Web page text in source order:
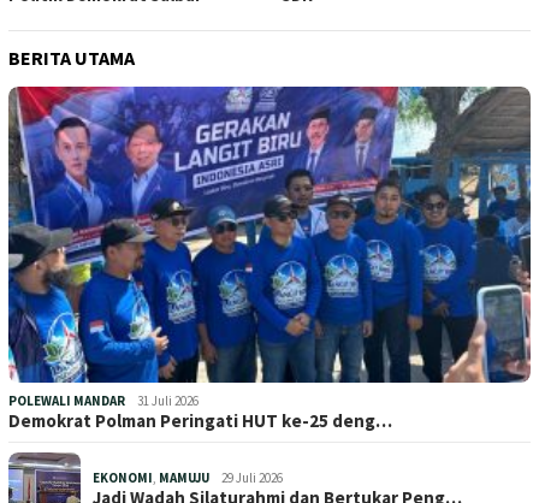
BERITA UTAMA
POLEWALI MANDAR 31 Juli 2026
Demokrat Polman Peringati HUT ke-25 deng…
EKONOMI MAMUJU 29 Juli 2026
Jadi Wadah Silaturahmi dan Bertukar Peng…